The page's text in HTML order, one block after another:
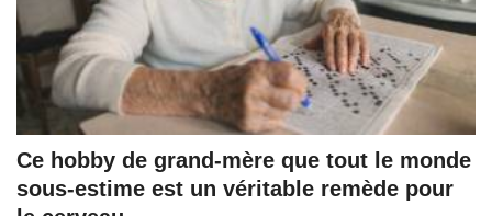
Ce hobby de grand-mère que tout le monde
sous-estime est un véritable remède pour